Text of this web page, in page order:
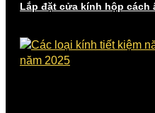
Lắp đặt cửa kính hộp cách